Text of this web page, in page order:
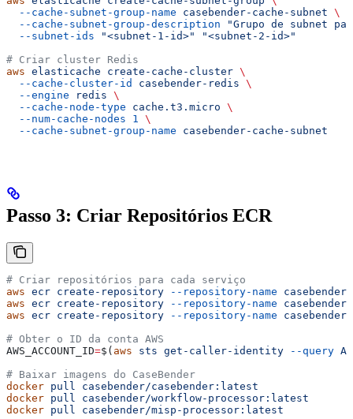
  --cache-subnet-group-name
casebender-cache-subnet \
  --cache-subnet-group-description
"Grupo de subnet
  --subnet-ids
"<subnet-1-id>"
"<subnet-2-id>"
# Criar cluster Redis
aws elasticache create-cache-cluster \
  --cache-cluster-id
casebender-redis \
  --engine
redis \
  --cache-node-type
cache.t3.micro \
  --num-cache-nodes
1 \
  --cache-subnet-group-name
casebender-cache-subnet
Passo 3: Criar Repositórios ECR
# Criar repositórios para cada serviço
aws ecr create-repository --repository-name
aws ecr create-repository --repository-name
aws ecr create-repository --repository-name
# Obter o ID da conta AWS
AWS_ACCOUNT_ID=$( aws sts get-caller-identity --query
# Baixar imagens do CaseBender
docker pull casebender/casebender:latest
docker pull casebender/workflow-processor:latest
docker pull casebender/misp-processor:latest